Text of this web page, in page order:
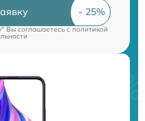
Вы соглашаетесь cполитикой